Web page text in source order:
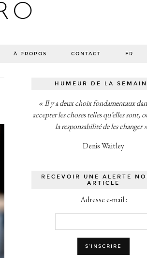
À PROPOS CONTACT FR
HUMEUR DE LA
« Il y a deux choix fondamentaux
accepter les choses telles qu’elles sont,
la responsabilité de les changer
Denis Waitley
RECEVOIR UNE ALERTE
ARTICLE
Adresse e-mail :